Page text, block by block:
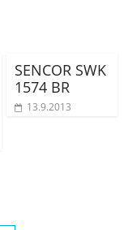
SENCOR SWK
1574 BR
13.9.2013